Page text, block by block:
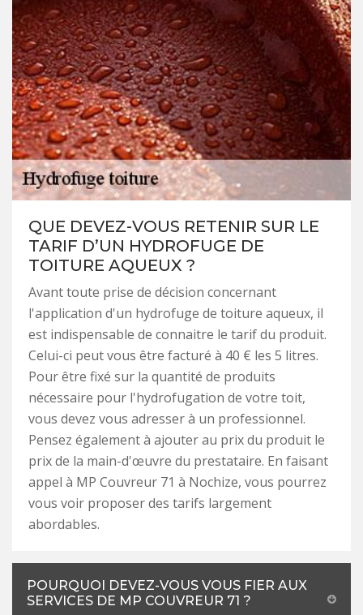
QUE DEVEZ-VOUS RETENIR SUR LE
TARIF D’UN HYDROFUGE DE
TOITURE AQUEUX ?
Avant toute prise de décision concernant
l'application d'un hydrofuge de toiture aqueux, il
est indispensable de connaitre le tarif du produit.
Celui-ci peut vous être facturé à 40 € les 5 litres.
Pour être fixé sur la quantité de produits
nécessaire pour l'hydrofugation de votre toit,
vous devez vous adresser à un professionnel.
Pensez également à ajouter au prix du produit le
prix de la main-d'œuvre du prestataire. En faisant
appel à MP Couvreur 71 à Nochize, vous pourrez
vous voir proposer des tarifs largement
abordables.
POURQUOI DEVEZ-VOUS VOUS FIER AUX
SERVICES DE MP COUVREUR 71 ?